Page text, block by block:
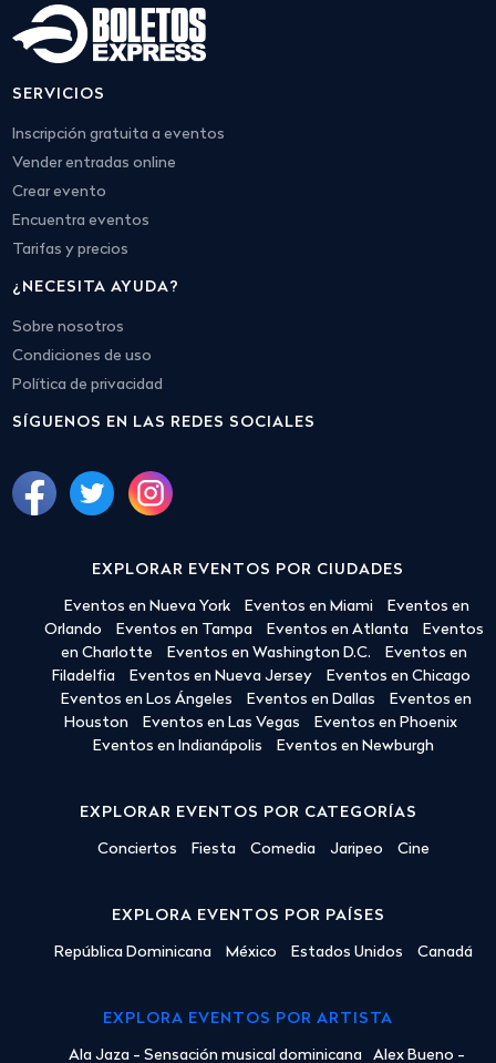
SERVICIOS
Inscripción gratuita a eventos
Vender entradas online
Crear evento
Encuentra eventos
Tarifas y precios
¿NECESITA AYUDA?
Sobre nosotros
Condiciones de uso
Política de privacidad
SÍGUENOS EN LAS REDES SOCIALES
EXPLORAR EVENTOS POR CIUDADES
Eventos en Nueva York Eventos en Miami
Eventos en
Orlando
Eventos en Tampa Eventos en Atlanta
Eventos
en Charlotte
Eventos en Washington D.C.
Eventos en
Filadelfia
Eventos en Nueva Jersey
Eventos en Chicago
Eventos en Los Ángeles
Eventos en Dallas
Eventos en
Houston
Eventos en Las Vegas
Eventos en Phoenix
Eventos en Indianápolis
Eventos en Newburgh
EXPLORAR EVENTOS POR CATEGORÍAS
Conciertos Fiesta Comedia Jaripeo Cine
EXPLORA EVENTOS POR PAÍSES
República Dominicana México Estados Unidos Canadá
EXPLORA EVENTOS POR ARTISTA
Ala Jaza - Sensación musical dominicana Alex Bueno -